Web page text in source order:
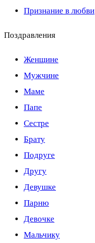
Признание в любви
Поздравления
Женщине
Мужчине
Маме
Папе
Сестре
Брату
Подруге
Другу
Девушке
Парню
Девочке
Мальчику